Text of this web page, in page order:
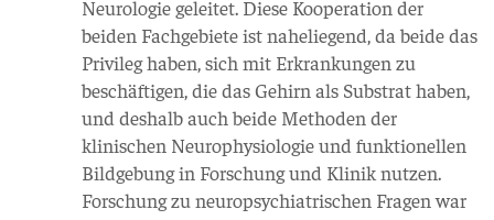
Neurologie geleitet. Diese Kooperation der
beiden Fachgebiete ist naheliegend, da beide das
Privileg haben, sich mit Erkrankungen zu
beschäftigen, die das Gehirn als Substrat haben,
und deshalb auch beide Methoden der
klinischen Neurophysiologie und funktionellen
Bildgebung in Forschung und Klinik nutzen.
Forschung zu neuropsychiatrischen Fragen war